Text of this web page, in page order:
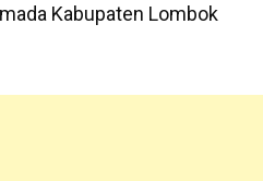
Kabupaten Lombok